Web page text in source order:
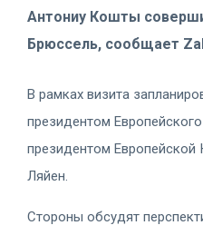
Антониу Кошты
Брюссель, сообщает
В рамках визита
президентом
президентом
Ляйен.
Стороны обсудят